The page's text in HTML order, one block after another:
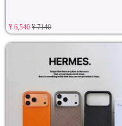
¥ 6,540¥ 7140